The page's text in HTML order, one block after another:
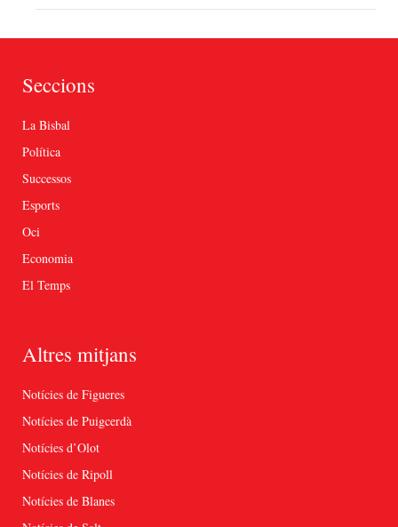
Seccions
La Bisbal
Política
Successos
Esports
Oci
Economia
El Temps
Altres mitjans
Notícies de Figueres
Notícies de Puigcerdà
Notícies d’Olot
Notícies de Ripoll
Notícies de Blanes